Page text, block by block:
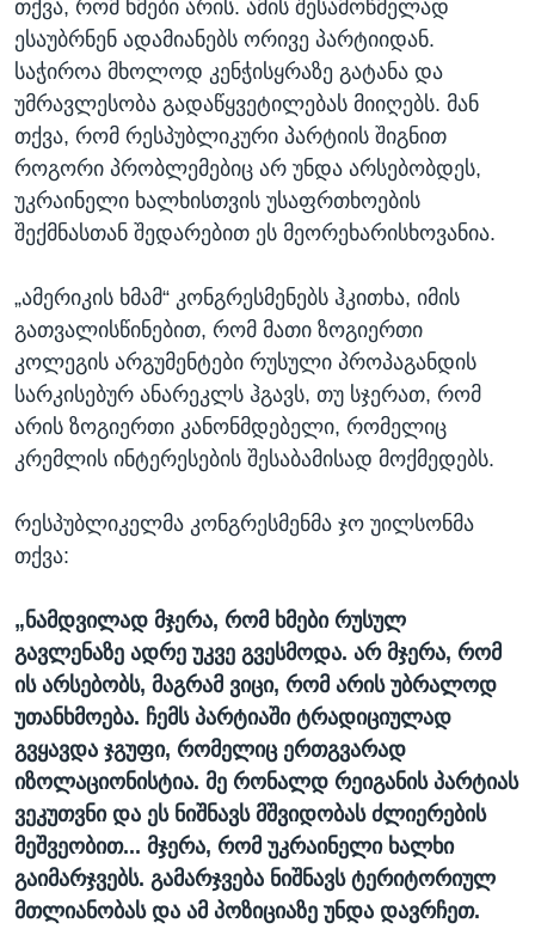
თქვა, რომ ხმები არის. ამის შესამოწმელად
ესაუბრნენ ადამიანებს ორივე პარტიიდან.
საჭიროა მხოლოდ კენჭისყრაზე გატანა და
უმრავლესობა გადაწყვეტილებას მიიღებს. მან
თქვა, რომ რესპუბლიკური პარტიის შიგნით
როგორი პრობლემებიც არ უნდა არსებობდეს,
უკრაინელი ხალხისთვის უსაფრთხოების
შექმნასთან შედარებით ეს მეორეხარისხოვანია.
„ამერიკის ხმამ“ კონგრესმენებს ჰკითხა, იმის
გათვალისწინებით, რომ მათი ზოგიერთი
კოლეგის არგუმენტები რუსული პროპაგანდის
სარკისებურ ანარეკლს ჰგავს, თუ სჯერათ, რომ
არის ზოგიერთი კანონმდებელი, რომელიც
კრემლის ინტერესების შესაბამისად მოქმედებს.
რესპუბლიკელმა კონგრესმენმა ჯო უილსონმა
თქვა:
„ნამდვილად მჯერა, რომ ხმები რუსულ
გავლენაზე ადრე უკვე გვესმოდა. არ მჯერა, რომ
ის არსებობს, მაგრამ ვიცი, რომ არის უბრალოდ
უთანხმოება. ჩემს პარტიაში ტრადიციულად
გვყავდა ჯგუფი, რომელიც ერთგვარად
იზოლაციონისტია. მე რონალდ რეიგანის პარტიას
ვეკუთვნი და ეს ნიშნავს მშვიდობას ძლიერების
მეშვეობით... მჯერა, რომ უკრაინელი ხალხი
გაიმარჯვებს. გამარჯვება ნიშნავს ტერიტორიულ
მთლიანობას და ამ პოზიციაზე უნდა დავრჩეთ.